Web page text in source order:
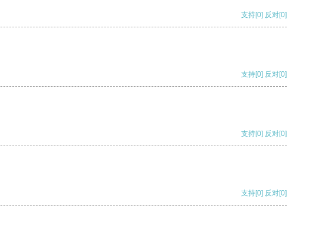
支持[0] 反对[0]
支持[0] 反对[0]
支持[0] 反对[0]
支持[0] 反对[0]